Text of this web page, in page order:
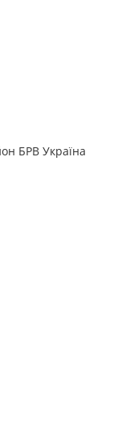
БРВ Україна